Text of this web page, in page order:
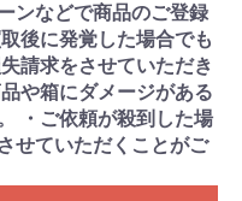
ンなどで商品のご登録
後に発覚した場合でも
請求をさせていただき
や箱にダメージがある
・ご依頼が殺到した場
せていただくことがご